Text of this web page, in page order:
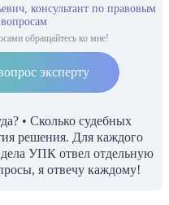
консультант по правовым
вопросам
обращайтесь ко мне!
эксперту
• Сколько судебных
решения. Для каждого
дела УПК отвел отдельную
я отвечу каждому!